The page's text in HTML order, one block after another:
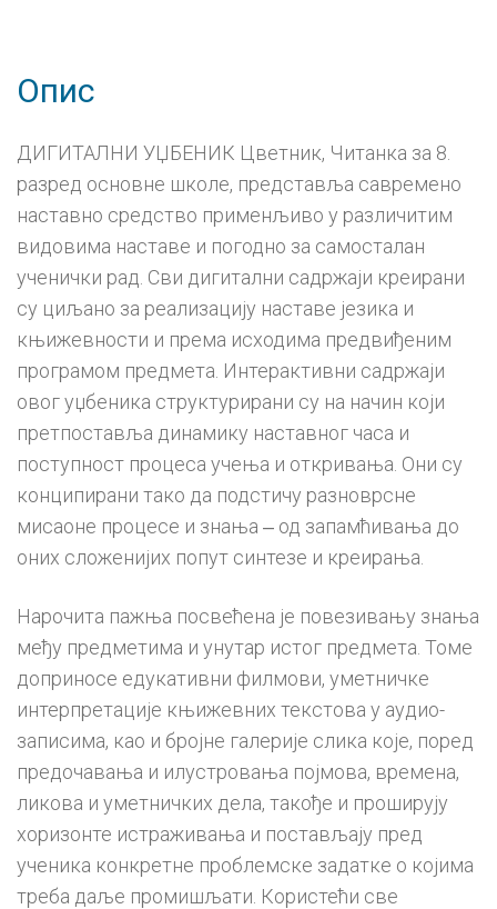
Опис
ДИГИТАЛНИ УЏБЕНИК Цветник, Читанка за 8.
разред основне школе, представља савремено
наставно средство применљиво у различитим
видовима наставе и погодно за самосталан
ученички рад. Сви дигитални садржаји креирани
су циљано за реализацију наставе језика и
књижевности и према исходима предвиђеним
програмом предмета. Интерактивни садржаји
овог уџбеника структурирани су на начин који
претпоставља динамику наставног часа и
поступност процеса учења и откривања. Они су
конципирани тако да подстичу разноврсне
мисаоне процесе и знања ‒ од запамћивања до
оних сложенијих попут синтезе и креирања.
Нарочита пажња посвећена је повезивању знања
међу предметима и унутар истог предмета. Томе
доприносе едукативни филмови, уметничке
интерпретације књижевних текстова у аудио-
записима, као и бројне галерије слика које, поред
предочавања и илустровања појмова, времена,
ликова и уметничких дела, такође и проширују
хоризонте истраживања и постављају пред
ученика конкретне проблемске задатке о којима
треба даље промишљати. Користећи све